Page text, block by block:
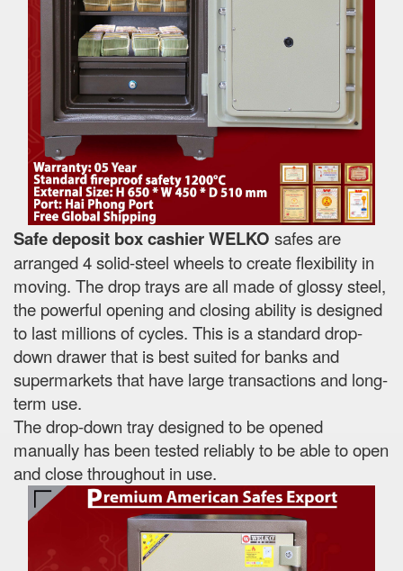
Safe deposit box cashier WELKO safes are
arranged 4 solid-steel wheels to create flexibility in
moving. The drop trays are all made of glossy steel,
the powerful opening and closing ability is designed
to last millions of cycles. This is a standard drop-
down drawer that is best suited for banks and
supermarkets that have large transactions and long-
term use.
The drop-down tray designed to be opened
manually has been tested reliably to be able to open
and close throughout in use.